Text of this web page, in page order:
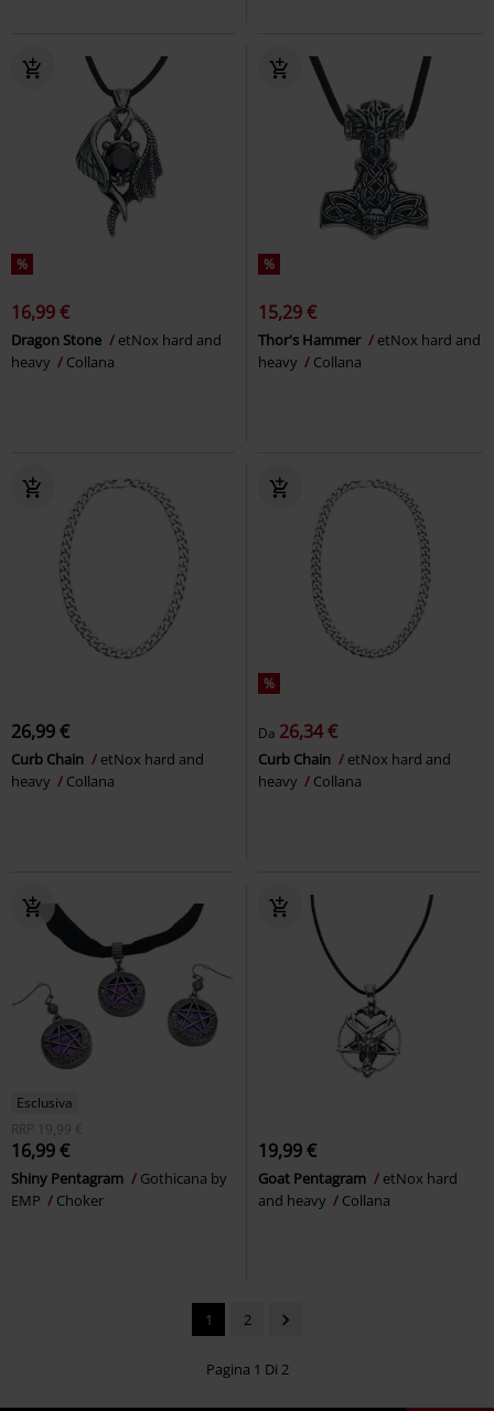
%
16,99 €
Dragon Stone
etNox hard and
heavy
Collana
%
15,29 €
Thor's Hammer
etNox hard and
heavy
Collana
26,99 €
Curb Chain
etNox hard and
heavy
Collana
%
Da 26,34 €
Curb Chain
etNox hard and
heavy
Collana
Esclusiva
RRP
19,99 €
16,99 €
Shiny Pentagram
Gothicana by
EMP
Choker
19,99 €
Goat Pentagram
etNox hard
and heavy
Collana
1 2
Pagina 1 Di 2